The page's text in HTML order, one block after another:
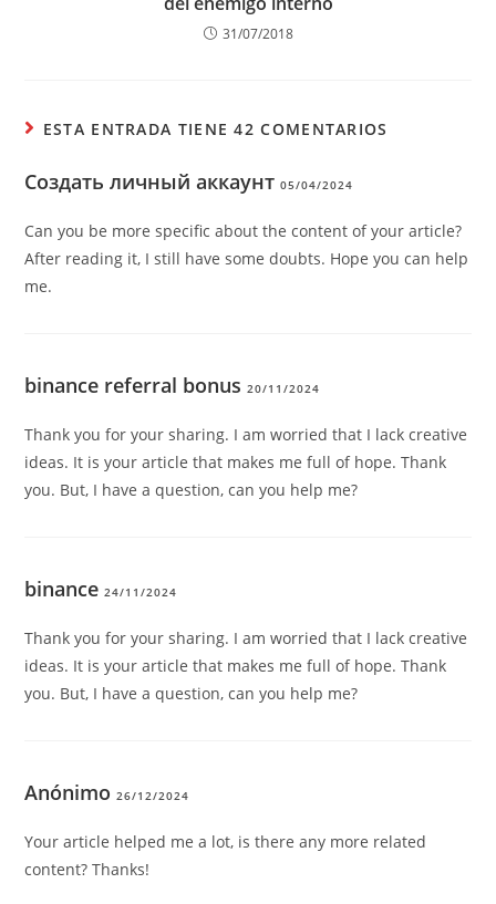
31/07/2018
ESTA ENTRADA TIENE 42 COMENTARIOS
Создать личный аккаунт 05/04/2024
Can you be more specific about the content of your article?
After reading it, I still have some doubts. Hope you can help
me.
binance referral bonus 20/11/2024
Thank you for your sharing. I am worried that I lack creative
ideas. It is your article that makes me full of hope. Thank
you. But, I have a question, can you help me?
binance 24/11/2024
Thank you for your sharing. I am worried that I lack creative
ideas. It is your article that makes me full of hope. Thank
you. But, I have a question, can you help me?
Anónimo 26/12/2024
Your article helped me a lot, is there any more related
content? Thanks!